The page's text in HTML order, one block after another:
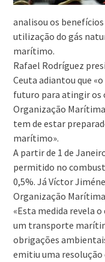
analisou os
utilização do gás
marítimo.
Rafael Rodríguez
Ceuta adiantou que «o
futuro para atingir os
Organização
tem de estar
marítimo».
A partir de 1 de
permitido no
0,5%. Já Víctor
Organização
«Esta medida revela
um transporte
obrigações
emitiu uma